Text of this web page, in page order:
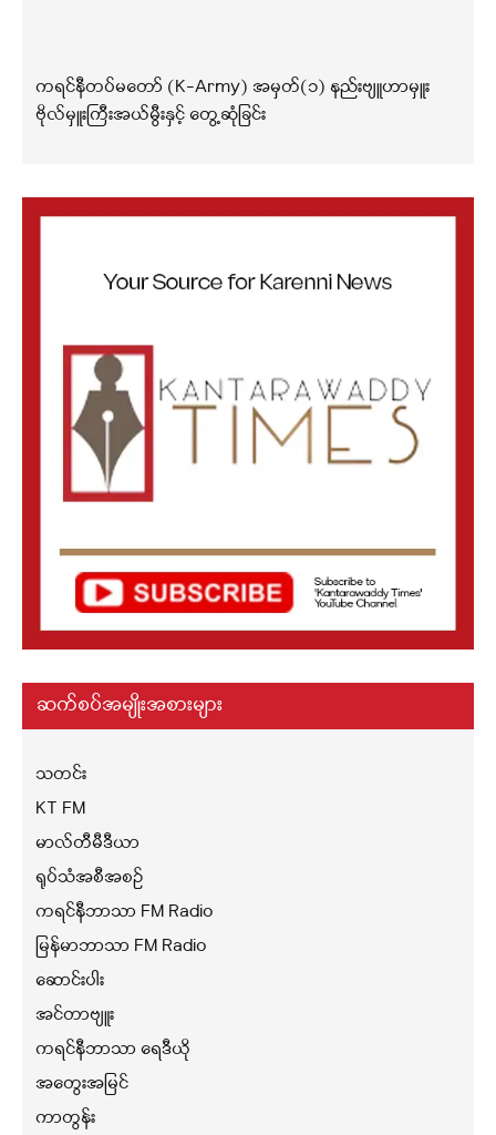
ကရင်နီတပ်မတော် (K-Army) အမှတ်(၁) နည်းဗျူဟာမှူး
ဗိုလ်မှူးကြီးအယ်မွီးနှင့် တွေ့ဆုံခြင်း
ဆက်စပ်အမျိုးအစားများ
သတင်း
KT FM
မာလ်တီမီဒီယာ
ရုပ်သံအစီအစဉ်
ကရင်နီဘာသာ FM Radio
မြန်မာဘာသာ FM Radio
ဆောင်းပါး
အင်တာဗျူး
ကရင်နီဘာသာ ရေဒီယို
အတွေးအမြင်
ကာတွန်း